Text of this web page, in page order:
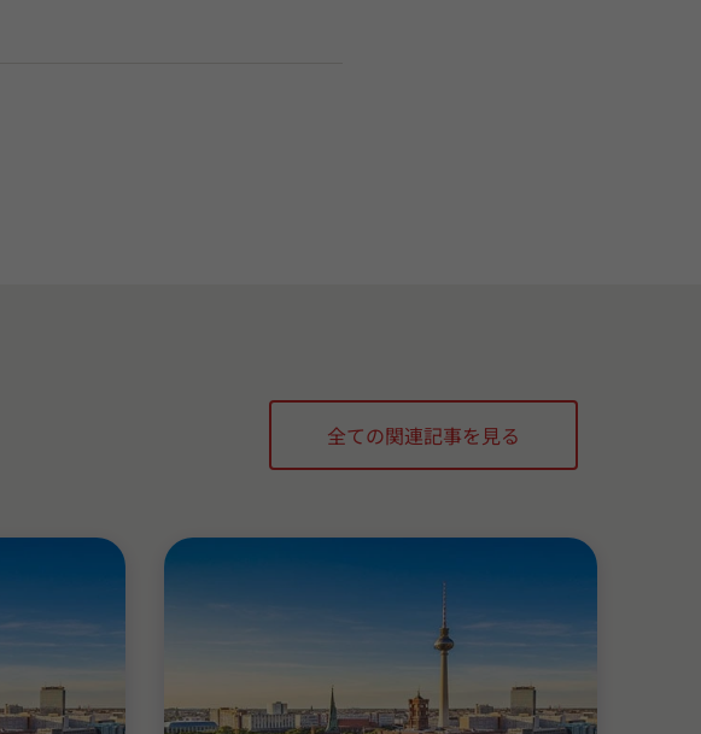
全ての関連記事を見る